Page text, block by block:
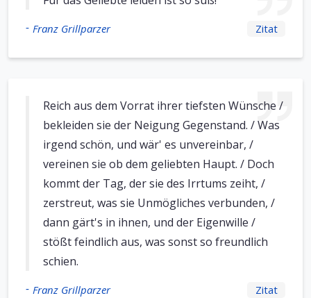
- Franz Grillparzer Zitat
Reich aus dem Vorrat ihrer tiefsten Wünsche /
bekleiden sie der Neigung Gegenstand. / Was
irgend schön, und wär' es unvereinbar, /
vereinen sie ob dem geliebten Haupt. / Doch
kommt der Tag, der sie des Irrtums zeiht, /
zerstreut, was sie Unmögliches verbunden, /
dann gärt's in ihnen, und der Eigenwille /
stößt feindlich aus, was sonst so freundlich
schien.
- Franz Grillparzer Zitat